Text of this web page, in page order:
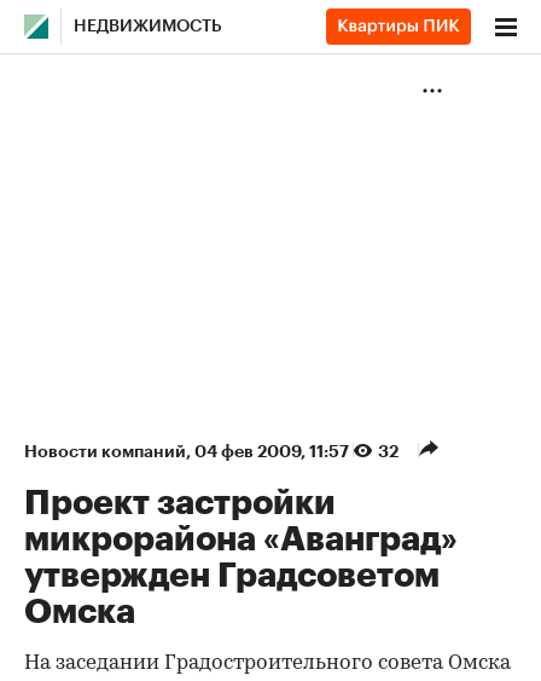
НЕДВИЖИМОСТЬ
Новости компаний⁠, 04 фев 2009, 11:57 32
Проект застройки
микрорайона «Аванград»
утвержден Градсоветом
Омска
На заседании Градостроительного совета Омска